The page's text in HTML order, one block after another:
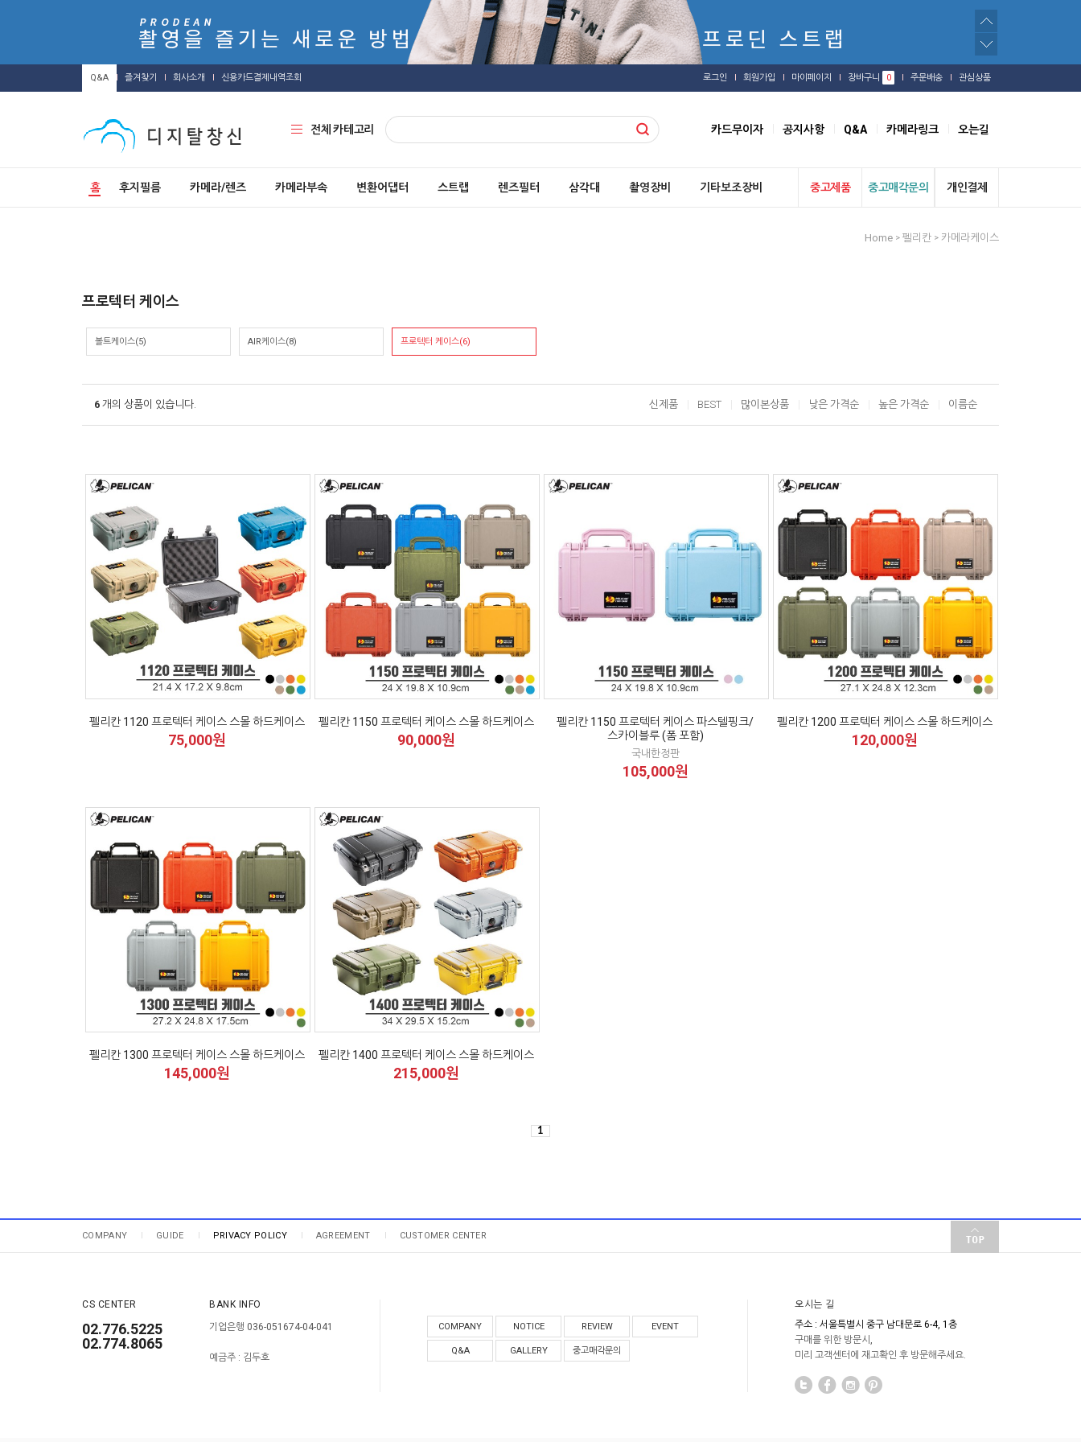
Q&A 즐겨찾기 회사소개 신용카드결제내역조회 로그인 회원가입 마이페이지 장바구니 0 주문배송 관심상품
전체 카테고리 카드무이자 공지사항 Q&A 카메라링크 오는길
홈 후지필름 카메라/렌즈 카메라부속 변환어댑터 스트랩 렌즈필터 삼각대 촬영장비 기타보조장비 중고제품 중고매각문의 개인결제
Home > 펠리칸 > 카메라케이스
프로텍터 케이스
볼트케이스(5) AIR케이스(8) 프로텍터 케이스(6)
6 개의 상품이 있습니다. 신제품 BEST 많이본상품 낮은 가격순 높은 가격순 이름순
펠리칸 1120 프로텍터 케이스 스몰 하드케이스
75,000원
펠리칸 1150 프로텍터 케이스 스몰 하드케이스
90,000원
펠리칸 1150 프로텍터 케이스 파스텔핑크/
스카이블루 (폼 포함)
국내한정판
105,000원
펠리칸 1200 프로텍터 케이스 스몰 하드케이스
120,000원
펠리칸 1300 프로텍터 케이스 스몰 하드케이스
145,000원
펠리칸 1400 프로텍터 케이스 스몰 하드케이스
215,000원
1
COMPANY GUIDE PRIVACY POLICY AGREEMENT CUSTOMER CENTER
CS CENTER
02.776.5225
02.774.8065
BANK INFO
기업은행 036-051674-04-041
예금주 : 김두호
COMPANY NOTICE REVIEW EVENT
Q&A GALLERY 중고매각문의
오시는 길
주소 : 서울특별시 중구 남대문로 6-4, 1층
구매를 위한 방문시,
미리 고객센터에 재고확인 후 방문해주세요.